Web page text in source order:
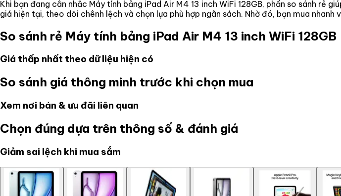
Khi bạn đang cân nhắc Máy tính bảng iPad Air M4 13 inch WiFi 128GB, phần so sánh rẻ
giá hiện tại, theo dõi chênh lệch và chọn lựa phù hợp ngân sách. Nhờ đó, bạn mua nhanh
So sánh rẻ Máy tính bảng iPad Air M4 13 inch WiFi 128GB
Giá thấp nhất theo dữ liệu hiện có
So sánh giá thông minh trước khi chọn mua
Xem nơi bán & ưu đãi liên quan
Chọn đúng dựa trên thông số & đánh giá
Giảm sai lệch khi mua sắm